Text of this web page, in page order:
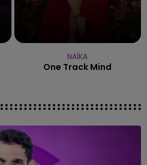
NAÏKA
One Track Mind